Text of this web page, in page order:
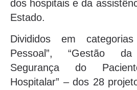
dos hospitais e da
Estado.
Divididos em
Pessoal”, “Gestão
Segurança do
Hospitalar” – dos 28